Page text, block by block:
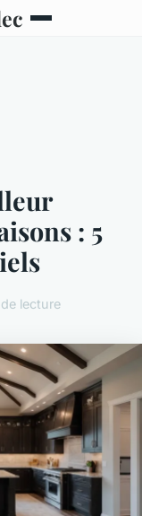
: 5
lecture